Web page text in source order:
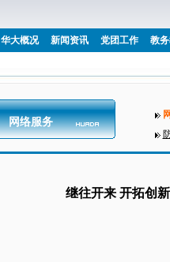
华大概况 新闻资讯 党团工作 教
网络服务
继往开来 开拓创